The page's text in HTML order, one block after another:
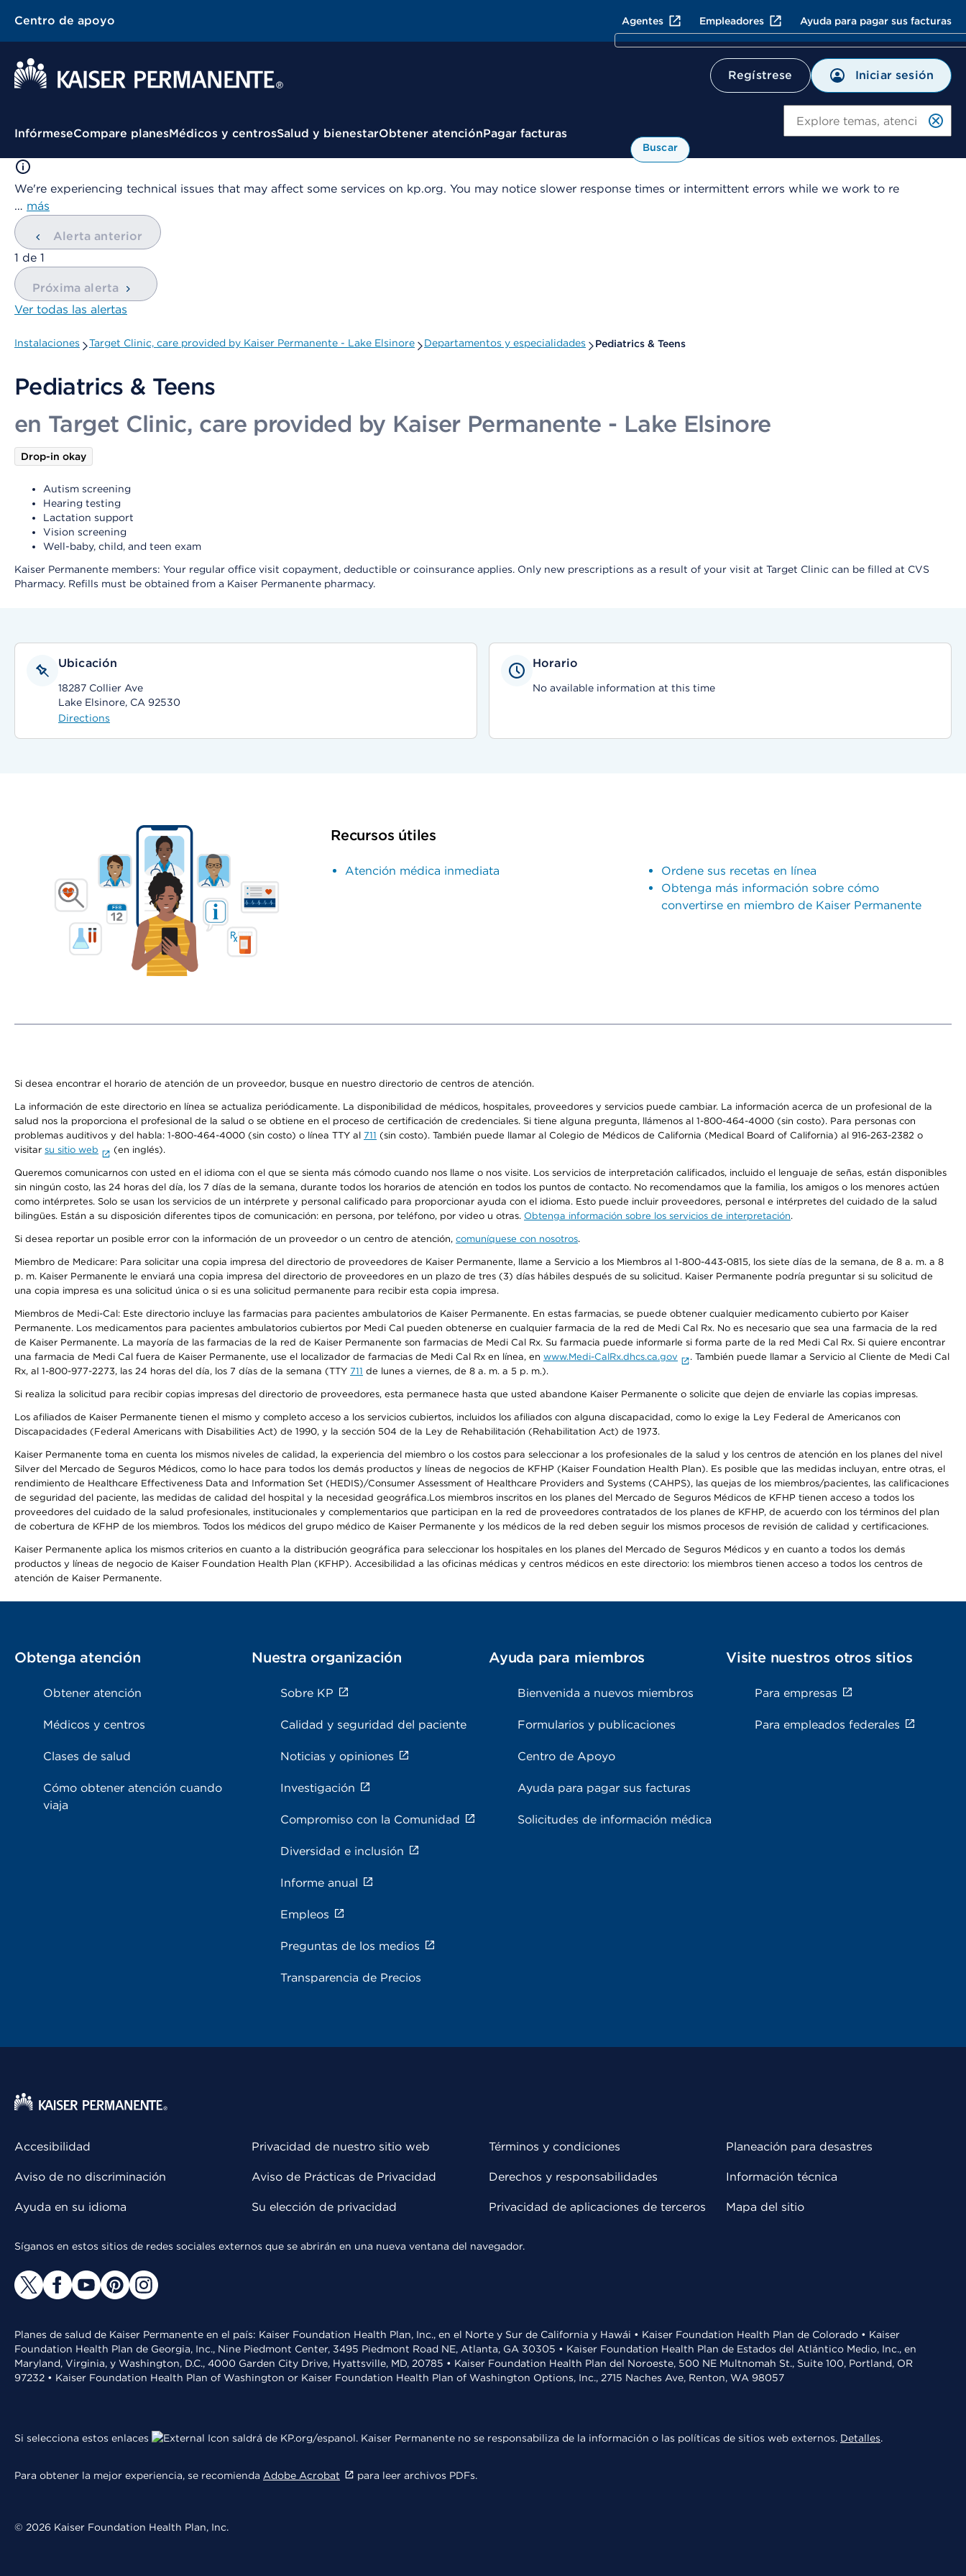
Centro de apoyo Agentes Empleadores Ayuda para pagar sus facturas
Regístrese Iniciar sesión
Menú contextual
InfórmeseCompare planesMédicos y centrosSalud y bienestarObtener atenciónPagar facturas
Buscar
We're experiencing technical issues that may affect some services on kp.org. You may notice slower response times or intermittent errors while we work to re
… más
Alerta anterior
mostrando
1 de 1
Próxima alerta
Ver todas las alertas
Instalaciones Target Clinic, care provided by Kaiser Permanente - Lake Elsinore Departamentos y especialidades Pediatrics & Teens
Pediatrics & Teens
en Target Clinic, care provided by Kaiser Permanente - Lake Elsinore
Drop-in okay
Autism screening
Hearing testing
Lactation support
Vision screening
Well-baby, child, and teen exam
Kaiser Permanente members: Your regular office visit copayment, deductible or coinsurance applies. Only new prescriptions as a result of your visit at Target Clinic can be filled at CVS
Pharmacy. Refills must be obtained from a Kaiser Permanente pharmacy.
Ubicación
18287 Collier Ave
Lake Elsinore, CA 92530
Directions
Horario
No available information at this time
Recursos útiles
Atención médica inmediata
Ordene sus recetas en línea
Obtenga más información sobre cómo
convertirse en miembro de Kaiser Permanente
Si desea encontrar el horario de atención de un proveedor, busque en nuestro directorio de centros de atención.
La información de este directorio en línea se actualiza periódicamente. La disponibilidad de médicos, hospitales, proveedores y servicios puede cambiar. La información acerca de un profesional de la
salud nos la proporciona el profesional de la salud o se obtiene en el proceso de certificación de credenciales. Si tiene alguna pregunta, llámenos al 1-800-464-4000 (sin costo). Para personas con
problemas auditivos y del habla: 1-800-464-4000 (sin costo) o línea TTY al 711 (sin costo). También puede llamar al Colegio de Médicos de California (Medical Board of California) al 916-263-2382 o
visitar su sitio web (en inglés).
Queremos comunicarnos con usted en el idioma con el que se sienta más cómodo cuando nos llame o nos visite. Los servicios de interpretación calificados, incluido el lenguaje de señas, están disponibles
sin ningún costo, las 24 horas del día, los 7 días de la semana, durante todos los horarios de atención en todos los puntos de contacto. No recomendamos que la familia, los amigos o los menores actúen
como intérpretes. Solo se usan los servicios de un intérprete y personal calificado para proporcionar ayuda con el idioma. Esto puede incluir proveedores, personal e intérpretes del cuidado de la salud
bilingües. Están a su disposición diferentes tipos de comunicación: en persona, por teléfono, por video u otras. Obtenga información sobre los servicios de interpretación.
Si desea reportar un posible error con la información de un proveedor o un centro de atención, comuníquese con nosotros.
Miembro de Medicare: Para solicitar una copia impresa del directorio de proveedores de Kaiser Permanente, llame a Servicio a los Miembros al 1-800-443-0815, los siete días de la semana, de 8 a. m. a 8
p. m. Kaiser Permanente le enviará una copia impresa del directorio de proveedores en un plazo de tres (3) días hábiles después de su solicitud. Kaiser Permanente podría preguntar si su solicitud de
una copia impresa es una solicitud única o si es una solicitud permanente para recibir esta copia impresa.
Miembros de Medi-Cal: Este directorio incluye las farmacias para pacientes ambulatorios de Kaiser Permanente. En estas farmacias, se puede obtener cualquier medicamento cubierto por Kaiser
Permanente. Los medicamentos para pacientes ambulatorios cubiertos por Medi Cal pueden obtenerse en cualquier farmacia de la red de Medi Cal Rx. No es necesario que sea una farmacia de la red
de Kaiser Permanente. La mayoría de las farmacias de la red de Kaiser Permanente son farmacias de Medi Cal Rx. Su farmacia puede informarle si forma parte de la red Medi Cal Rx. Si quiere encontrar
una farmacia de Medi Cal fuera de Kaiser Permanente, use el localizador de farmacias de Medi Cal Rx en línea, en www.Medi-CalRx.dhcs.ca.gov
. También puede llamar a Servicio al Cliente de Medi Cal
Rx, al 1-800-977-2273, las 24 horas del día, los 7 días de la semana (TTY 711 de lunes a viernes, de 8 a. m. a 5 p. m.).
Si realiza la solicitud para recibir copias impresas del directorio de proveedores, esta permanece hasta que usted abandone Kaiser Permanente o solicite que dejen de enviarle las copias impresas.
Los afiliados de Kaiser Permanente tienen el mismo y completo acceso a los servicios cubiertos, incluidos los afiliados con alguna discapacidad, como lo exige la Ley Federal de Americanos con
Discapacidades (Federal Americans with Disabilities Act) de 1990, y la sección 504 de la Ley de Rehabilitación (Rehabilitation Act) de 1973.
Kaiser Permanente toma en cuenta los mismos niveles de calidad, la experiencia del miembro o los costos para seleccionar a los profesionales de la salud y los centros de atención en los planes del nivel
Silver del Mercado de Seguros Médicos, como lo hace para todos los demás productos y líneas de negocios de KFHP (Kaiser Foundation Health Plan). Es posible que las medidas incluyan, entre otras, el
rendimiento de Healthcare Effectiveness Data and Information Set (HEDIS)/Consumer Assessment of Healthcare Providers and Systems (CAHPS), las quejas de los miembros/pacientes, las calificaciones
de seguridad del paciente, las medidas de calidad del hospital y la necesidad geográfica.Los miembros inscritos en los planes del Mercado de Seguros Médicos de KFHP tienen acceso a todos los
proveedores del cuidado de la salud profesionales, institucionales y complementarios que participan en la red de proveedores contratados de los planes de KFHP, de acuerdo con los términos del plan
de cobertura de KFHP de los miembros. Todos los médicos del grupo médico de Kaiser Permanente y los médicos de la red deben seguir los mismos procesos de revisión de calidad y certificaciones.
Kaiser Permanente aplica los mismos criterios en cuanto a la distribución geográfica para seleccionar los hospitales en los planes del Mercado de Seguros Médicos y en cuanto a todos los demás
productos y líneas de negocio de Kaiser Foundation Health Plan (KFHP). Accesibilidad a las oficinas médicas y centros médicos en este directorio: los miembros tienen acceso a todos los centros de
atención de Kaiser Permanente.
Obtenga atención
Obtener atención
Médicos y centros
Clases de salud
Cómo obtener atención cuando
viaja
Nuestra organización
Sobre KP
Calidad y seguridad del paciente
Noticias y opiniones
Investigación
Compromiso con la Comunidad
Diversidad e inclusión
Informe anual
Empleos
Preguntas de los medios
Transparencia de Precios
Ayuda para miembros
Bienvenida a nuevos miembros
Formularios y publicaciones
Centro de Apoyo
Ayuda para pagar sus facturas
Solicitudes de información médica
Visite nuestros otros sitios
Para empresas
Para empleados federales
Accesibilidad
Aviso de no discriminación
Ayuda en su idioma
Privacidad de nuestro sitio web
Aviso de Prácticas de Privacidad
Su elección de privacidad
Términos y condiciones
Derechos y responsabilidades
Privacidad de aplicaciones de terceros
Planeación para desastres
Información técnica
Mapa del sitio
Síganos en estos sitios de redes sociales externos que se abrirán en una nueva ventana del navegador.
Planes de salud de Kaiser Permanente en el país: Kaiser Foundation Health Plan, Inc., en el Norte y Sur de California y Hawái • Kaiser Foundation Health Plan de Colorado • Kaiser
Foundation Health Plan de Georgia, Inc., Nine Piedmont Center, 3495 Piedmont Road NE, Atlanta, GA 30305 • Kaiser Foundation Health Plan de Estados del Atlántico Medio, Inc., en
Maryland, Virginia, y Washington, D.C., 4000 Garden City Drive, Hyattsville, MD, 20785 • Kaiser Foundation Health Plan del Noroeste, 500 NE Multnomah St., Suite 100, Portland, OR
97232 • Kaiser Foundation Health Plan of Washington or Kaiser Foundation Health Plan of Washington Options, Inc., 2715 Naches Ave, Renton, WA 98057
Si selecciona estos enlaces saldrá de KP.org/espanol. Kaiser Permanente no se responsabiliza de la información o las políticas de sitios web externos. Detalles.
Para obtener la mejor experiencia, se recomienda Adobe Acrobat para leer archivos PDFs.
© 2026 Kaiser Foundation Health Plan, Inc.